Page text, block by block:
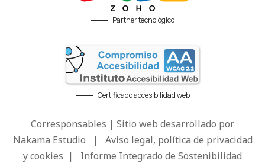
Partner tecnológico
Certificado accesibilidad web
Corresponsables | Sitio web desarrollado por
Nakama Estudio | Aviso legal, política de privacidad
y cookies | Informe Integrado de Sostenibilidad